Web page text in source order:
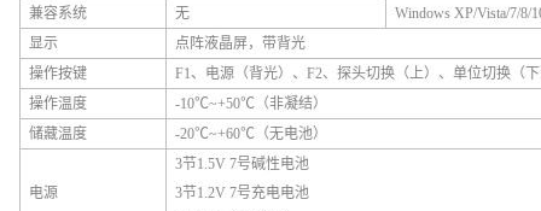
兼容系统
无
Windows XP/Vista/7/8/
显示
点阵液晶屏，带背光
操作按键
F1、电源（背光）、F2、探头切换（上）、单位切换（
操作温度
-10℃~+50℃（非凝结）
储藏温度
-20℃~+60℃（无电池）
电源
3节1.5V 7号碱性电池
3节1.2V 7号充电电池